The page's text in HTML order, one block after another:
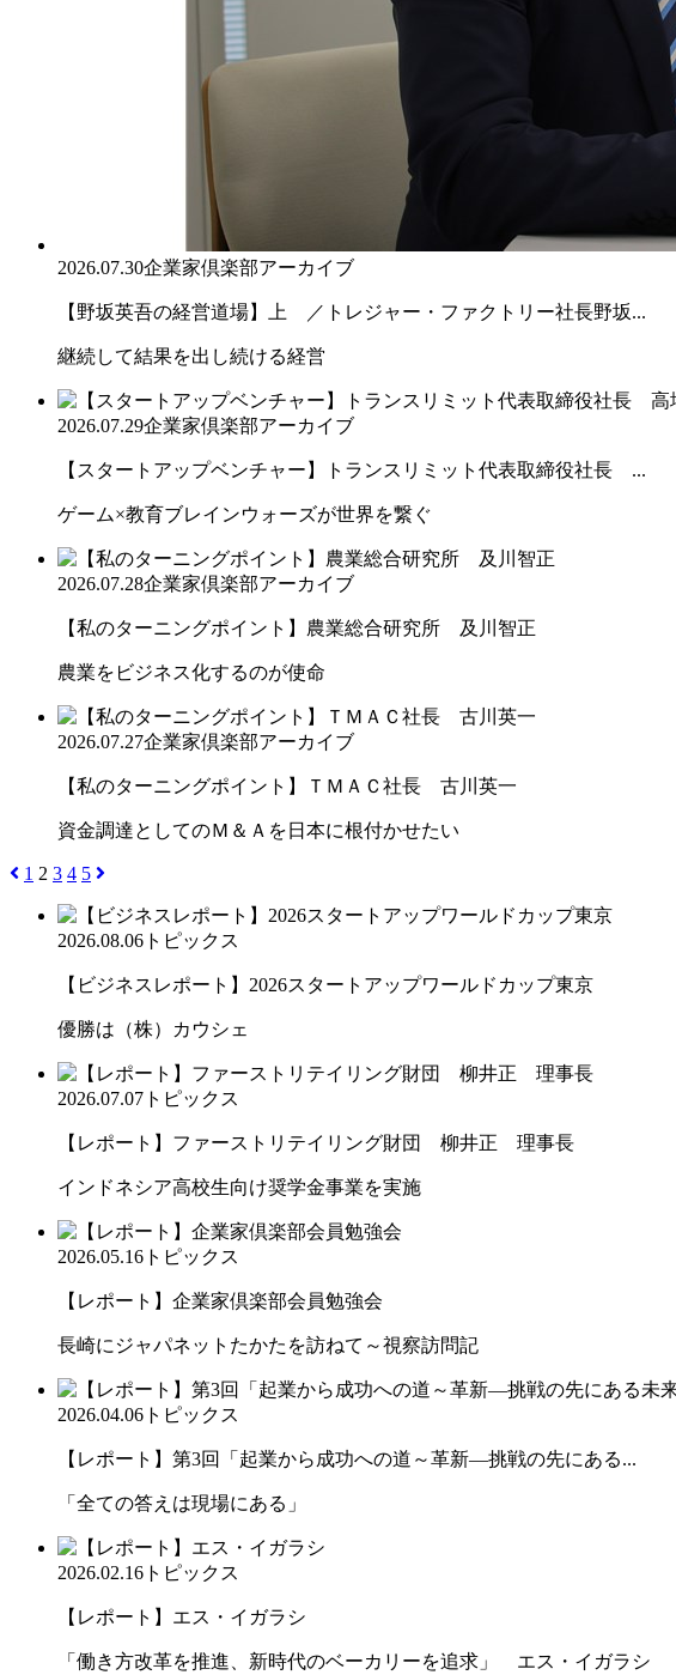
2026.07.30企業家倶楽部アーカイブ
【野坂英吾の経営道場】上 ／トレジャー・ファクトリー社長野坂...
継続して結果を出し続ける経営
2026.07.29企業家倶楽部アーカイブ
【スタートアップベンチャー】トランスリミット代表取締役社長 ...
ゲーム×教育ブレインウォーズが世界を繋ぐ
2026.07.28企業家倶楽部アーカイブ
【私のターニングポイント】農業総合研究所 及川智正
農業をビジネス化するのが使命
2026.07.27企業家倶楽部アーカイブ
【私のターニングポイント】ＴＭＡＣ社長 古川英一
資金調達としてのＭ＆Ａを日本に根付かせたい
1 2 3 4 5
2026.08.06 トピックス
【ビジネスレポート】2026スタートアップワールドカップ東京
優勝は（株）カウシェ
2026.07.07 トピックス
【レポート】ファーストリテイリング財団 柳井正 理事長
インドネシア高校生向け奨学金事業を実施
2026.05.16 トピックス
【レポート】企業家倶楽部会員勉強会
長崎にジャパネットたかたを訪ねて～視察訪問記
2026.04.06 トピックス
【レポート】第3回「起業から成功への道～革新―挑戦の先にある...
「全ての答えは現場にある」
2026.02.16 トピックス
【レポート】エス・イガラシ
「働き方改革を推進、新時代のベーカリーを追求」 エス・イガラシ